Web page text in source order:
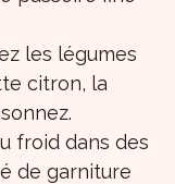
les légumes
citron, la
froid dans des
de garniture